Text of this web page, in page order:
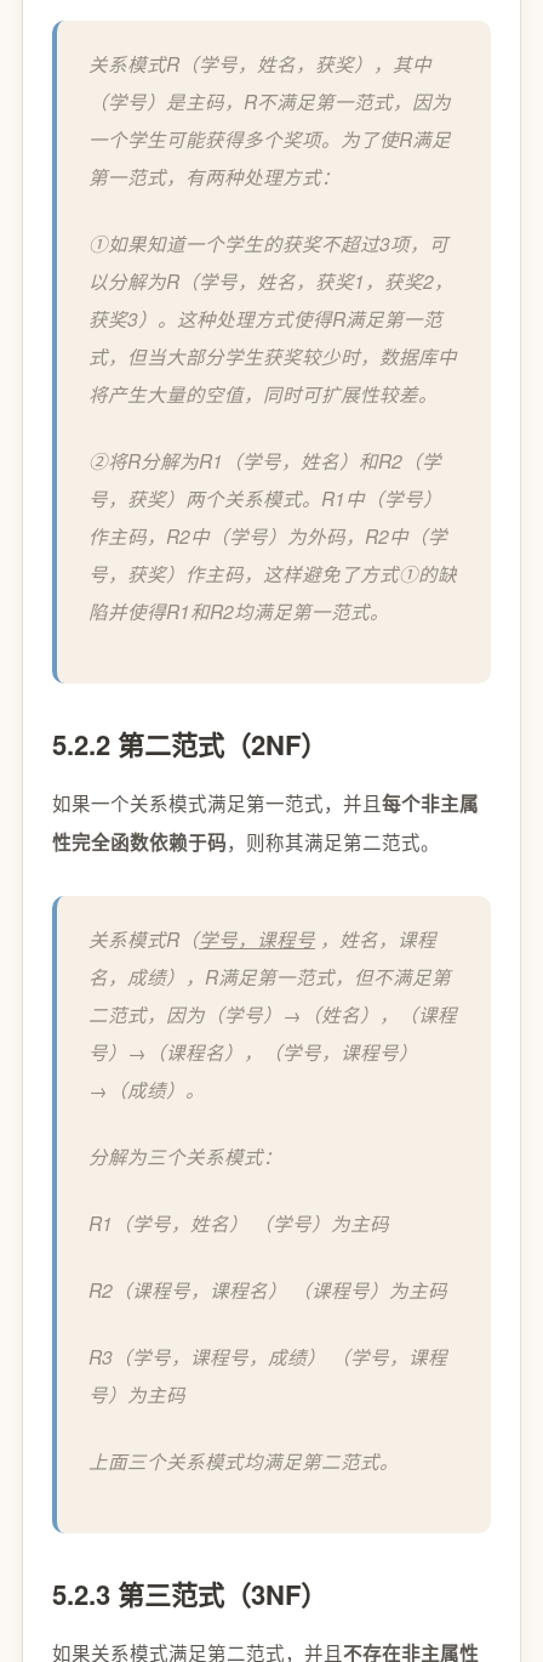
关系模式R（学号，姓名，获奖），其中
（学号）是主码，R不满足第一范式，因为
一个学生可能获得多个奖项。为了使R满足
第一范式，有两种处理方式：
①如果知道一个学生的获奖不超过3项，可
以分解为R（学号，姓名，获奖1，获奖2，
获奖3）。这种处理方式使得R满足第一范
式，但当大部分学生获奖较少时，数据库中
将产生大量的空值，同时可扩展性较差。
②将R分解为R1（学号，姓名）和R2（学
号，获奖）两个关系模式。R1中（学号）
作主码，R2中（学号）为外码，R2中（学
号，获奖）作主码，这样避免了方式①的缺
陷并使得R1和R2均满足第一范式。
5.2.2 第二范式（2NF）
如果一个关系模式满足第一范式，并且每个非主属
性完全函数依赖于码，则称其满足第二范式。
关系模式R（学号，课程号 ，姓名，课程
名，成绩），R满足第一范式，但不满足第
二范式，因为（学号）→（姓名），（课程
号）→（课程名），（学号，课程号）
→（成绩）。
分解为三个关系模式：
R1（学号，姓名） （学号）为主码
R2（课程号，课程名） （课程号）为主码
R3（学号，课程号，成绩） （学号，课程
号）为主码
上面三个关系模式均满足第二范式。
5.2.3 第三范式（3NF）
如果关系模式满足第二范式，并且不存在非主属性